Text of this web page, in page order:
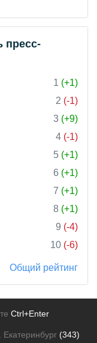
пресс-
1 (+1)
2 (-1)
3 (+9)
4 (-1)
5 (+1)
6 (+1)
7 (+1)
8 (+1)
9 (-4)
10 (-6)
Общий рейтинг
Ctrl+Enter
(343)